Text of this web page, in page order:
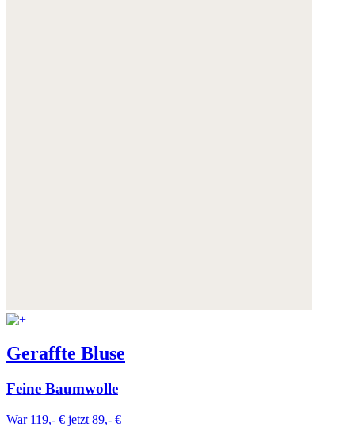
Geraffte Bluse
Feine Baumwolle
War 119,- € jetzt 89,- €